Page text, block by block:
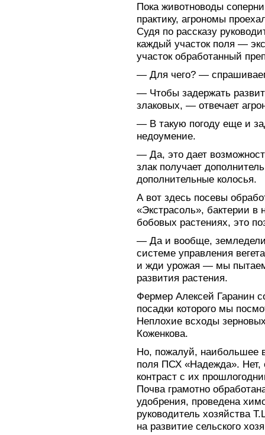
Пока животноводы
практику, агрономы
Судя по рассказу
каждый участок поля —
участок обработанный
— Для чего? —
— Чтобы задержать
злаковых, — отвечает
— В такую погоду еще и
недоумение.
— Да, это дает
злак получает
дополнительные колосья.
А вот здесь посевы
«Экстрасоль», бактерии
бобовых растениях, это
— Да и вообще,
системе управления
и жди урожая — мы
развития растения.
Фермер Алексей Гаранин
посадки которого мы
Неплохие всходы
Коженкова.
Но, пожалуй, наибольшее
поля ПСХ «Надежда». Нет,
контраст с их
Почва грамотно
удобрения, проведена
руководитель хозяйства
на развитие сельского